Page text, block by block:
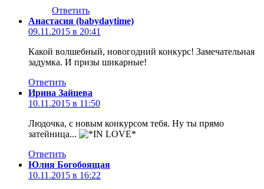
Ответить
Анастасия (babydaytime)
09.11.2015 в 20:41
Какой волшебный, новогодний конкурс! Замечательная
задумка. И призы шикарные!
Ответить
Ирина Зайцева
10.11.2015 в 11:50
Людочка, с новым конкурсом тебя. Ну ты прямо
затейница...
Ответить
Юлия Богобоящая
10.11.2015 в 16:22